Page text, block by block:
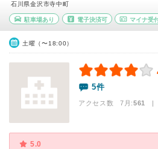
石川県金沢市寺中町
駐車場あり 電子決済可 マイナ受
土曜（〜18:00）
5件
アクセス数 7月:561 |
5.0